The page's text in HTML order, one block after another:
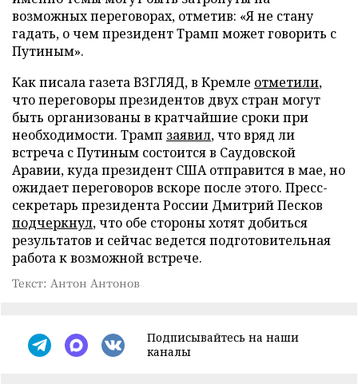
возможных переговорах, отметив: «Я не стану
гадать, о чем президент Трамп может говорить с
Путиным».
Как писала газета ВЗГЛЯД, в Кремле отметили,
что переговоры президентов двух стран могут
быть организованы в кратчайшие сроки при
необходимости. Трамп заявил, что вряд ли
встреча с Путиным состоится в Саудовской
Аравии, куда президент США отправится в мае, но
ожидает переговоров вскоре после этого. Пресс-
секретарь президента России Дмитрий Песков
подчеркнул, что обе стороны хотят добиться
результатов и сейчас ведется подготовительная
работа к возможной встрече.
Текст: Антон Антонов
Подписывайтесь на наши
каналы